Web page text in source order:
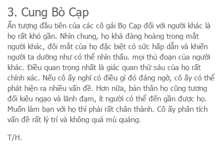
3. Cung Bò Cạp
Ấn tượng đầu tiên của các cô gái Bọ Cạp đối với người khác là
họ rất khó gần. Nhìn chung, họ khá đàng hoàng trong mắt
người khác, đôi mắt của họ đặc biệt có sức hấp dẫn và khiến
người ta dường như có thể nhìn thấu. mọi thủ đoạn của người
khác. Điều quan trọng nhất là giác quan thứ sáu của họ rất
chính xác. Nếu cô ấy nghĩ có điều gì đó đáng ngờ, cô ấy có thể
phát hiện ra nhiều vấn đề. Hơn nữa, bản thân họ cũng tương
đối kiêu ngạo và lãnh đạm, ít người có thể đến gần được họ.
Muốn làm bạn với họ thì phải rất chân thành. Cô ấy phân tích
vấn đề rất lý trí và không quá mù quáng.
T/H.